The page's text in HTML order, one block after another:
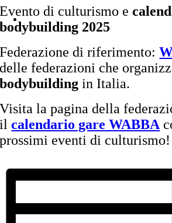
Evento di culturismo e
bodybuilding 2025
Federazione di riferimento:
delle federazioni che
bodybuildingin Italia.
Visita la pagina della
ilcalendario gare WABBA
prossimi eventi di culturismo!